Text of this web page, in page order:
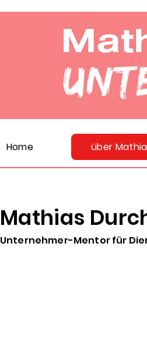
Home über
Mathias
Unternehmer-Mentor für